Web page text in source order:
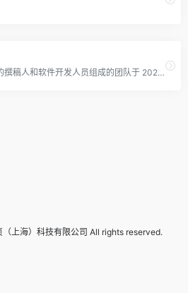
Copy.ai由经验丰富的撰稿人和软件开发人员组成的团队于 2020 年创建，旨在帮助各行各业的撰稿人、营销人员和企业快速高效地创建高质量的内容。Copy.ai的主要特点之一是其先进的 AI 技术，该技术使用自然语言处理和机器学习算法来生成根据你的特定需求量身定制的高质量内容。
上海）科技有限公司 All rights reserved.